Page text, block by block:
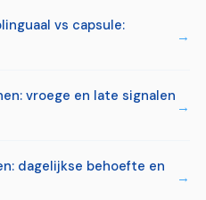
vs capsule:
vroege en late signalen
dagelijkse behoefte en